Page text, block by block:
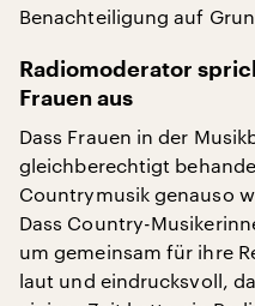
Benachteiligung auf
Radiomoderator
Frauen aus
Dass Frauen in der
gleichberechtigt
Countrymusik genauso
Dass Country-
um gemeinsam für ihre
laut und eindrucksvoll,